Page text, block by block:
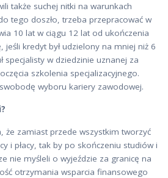
także suchej nitki na warunkach
tego doszło, trzeba przepracować w
10 lat w ciągu 12 lat od ukończenia
jeśli kredyt był udzielony na mniej niż 6
specjalisty w dziedzinie uznanej za
szkolenia specjalizacyjnego.
wyboru kariery zawodowej.
że zamiast przede wszystkim tworzyć
i płacy, tak by po skończeniu studiów i
nie myśleli o wyjeździe za granicę na
otrzymania wsparcia finansowego